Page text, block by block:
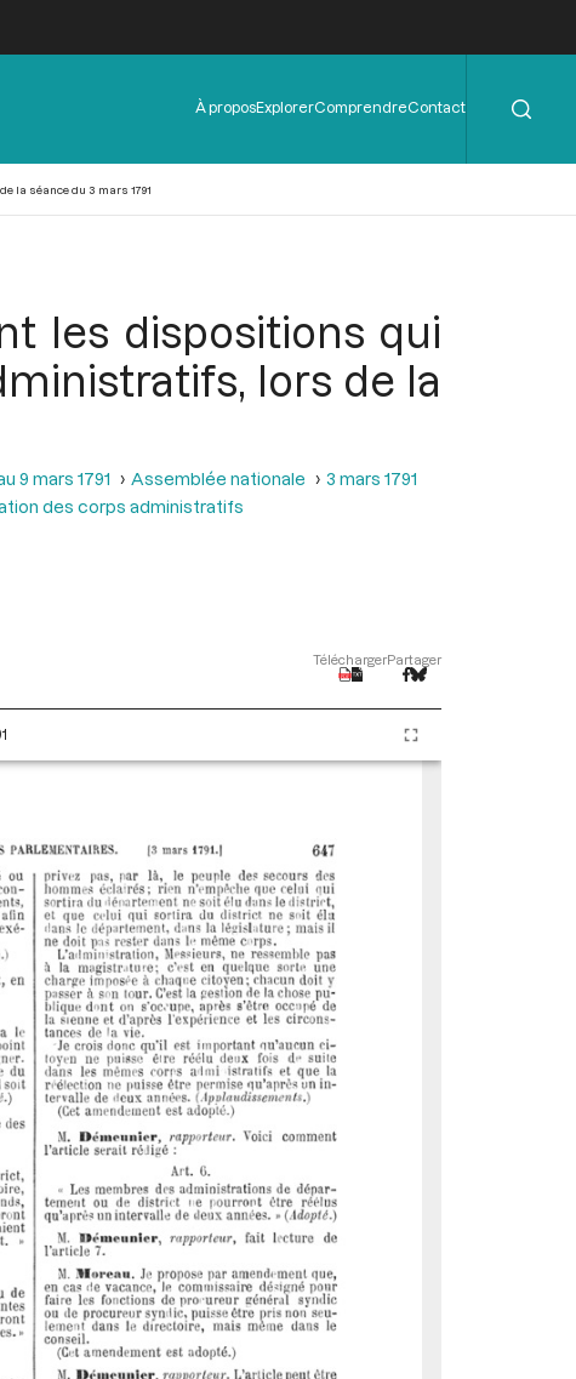
Menu
de
À proposExplorerComprendreContact
la séance du 3 mars 1791
les dispositions qui
lors de la
9 mars 1791 Assemblée nationale
3 mars 1791
des corps administratifs
TéléchargerPartager